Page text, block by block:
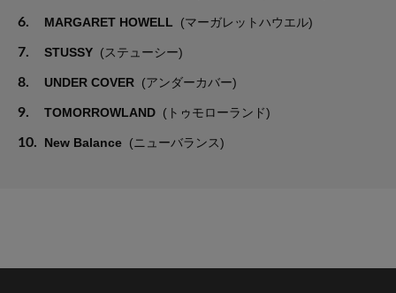
6. MARGARET HOWELL (マーガレットハウエル)
7. STUSSY (ステューシー)
8. UNDER COVER (アンダーカバー)
9. TOMORROWLAND (トゥモローランド)
10. New Balance (ニューバランス)